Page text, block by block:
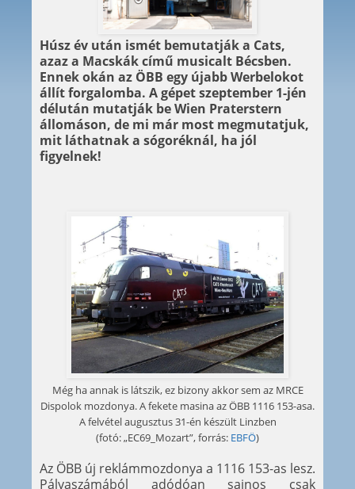
Húsz év után ismét bemutatják a Cats,
azaz a Macskák című musicalt Bécsben.
Ennek okán az ÖBB egy újabb Werbelokot
állít forgalomba. A gépet szeptember 1-jén
délután mutatják be Wien Praterstern
állomáson, de mi már most megmutatjuk,
mit láthatnak a sógoréknál, ha jól
figyelnek!
Még ha annak is látszik, ez bizony akkor sem az MRCE
Dispolok mozdonya. A fekete masina az ÖBB 1116 153-asa.
A felvétel augusztus 31-én készült Linzben
(fotó: „EC69_Mozart”, forrás: EBFÖ)
Az ÖBB új reklámmozdonya a 1116 153-as lesz.
Pályaszámából adódóan sajnos csak